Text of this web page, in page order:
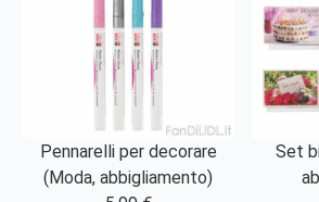
Pennarelli per decorare
(Moda, abbigliamento)
Set